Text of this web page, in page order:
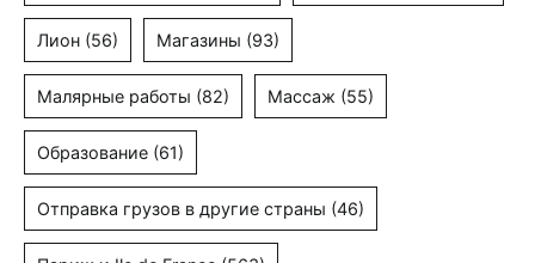
Лион (56) Магазины (93)
Малярные работы (82) Массаж (55)
Образование (61)
Отправка грузов в другие страны (46)